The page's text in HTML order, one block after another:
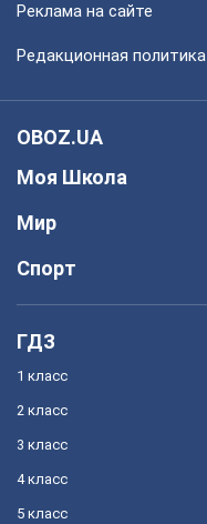
Реклама на сайте
Редакционная политика
OBOZ.UA
Моя Школа
Мир
Спорт
ГДЗ
1 класс
2 класс
3 класс
4 класс
5 класс